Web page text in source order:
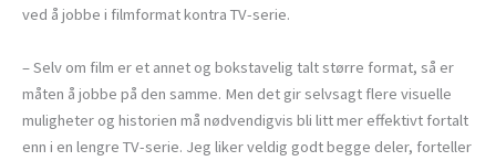
ved å jobbe i filmformat kontra TV-serie.
– Selv om film er et annet og bokstavelig talt større format, så er
måten å jobbe på den samme. Men det gir selvsagt flere visuelle
muligheter og historien må nødvendigvis bli litt mer effektivt fortalt
enn i en lengre TV-serie. Jeg liker veldig godt begge deler, forteller